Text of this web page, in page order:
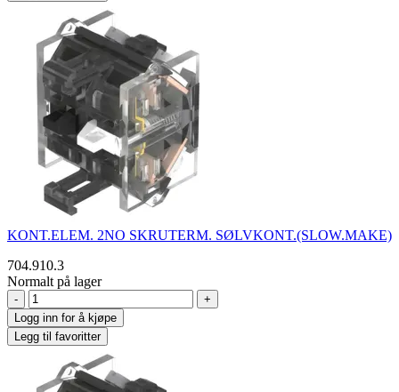
KONT.ELEM. 2NO SKRUTERM. SØLVKONT.(SLOW.MAKE)
704.910.3
Normalt på lager
-
+
Logg inn for å kjøpe
Legg til favoritter